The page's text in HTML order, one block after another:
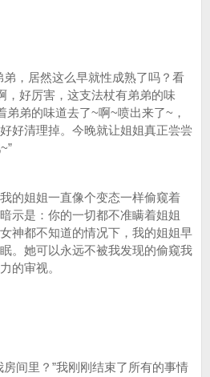
，居然这么早就性成熟了吗？看
，好厉害，这支法杖有弟弟的味
弟的味道去了~啊~喷出来了~，
好清理掉。今晚就让姐姐真正尝尝
姐姐一直像个变态一样偷窥着
示是：你的一切都不准瞒着姐姐
神都不知道的情况下，我的姐姐早
。她可以永远不被我发现的偷窥我
的审视。
间里？”我刚刚结束了所有的事情